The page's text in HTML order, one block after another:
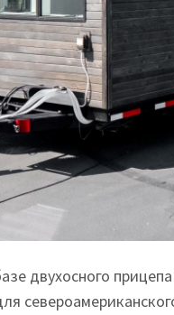
двухосного